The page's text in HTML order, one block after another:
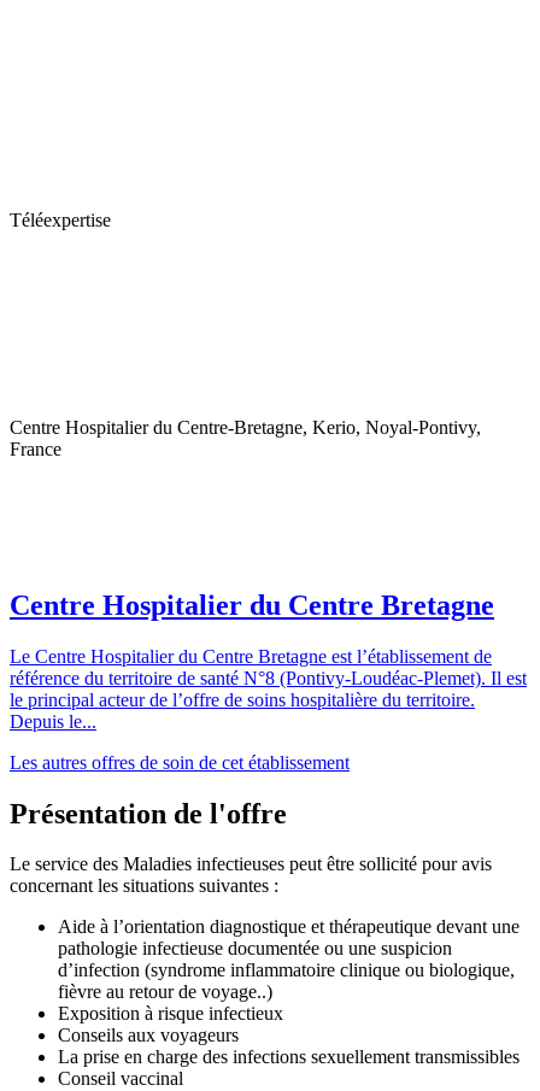
Téléexpertise
Centre Hospitalier du Centre-Bretagne, Kerio, Noyal-Pontivy,
France
Centre Hospitalier du Centre Bretagne
Le Centre Hospitalier du Centre Bretagne est l’établissement de
référence du territoire de santé N°8 (Pontivy-Loudéac-Plemet). Il est
le principal acteur de l’offre de soins hospitalière du territoire.
Depuis le...
Les autres offres de soin de cet établissement
Présentation de l'offre
Le service des Maladies infectieuses peut être sollicité pour avis
concernant les situations suivantes :
Aide à l’orientation diagnostique et thérapeutique devant une
pathologie infectieuse documentée ou une suspicion
d’infection (syndrome inflammatoire clinique ou biologique,
fièvre au retour de voyage..)
Exposition à risque infectieux
Conseils aux voyageurs
La prise en charge des infections sexuellement transmissibles
Conseil vaccinal